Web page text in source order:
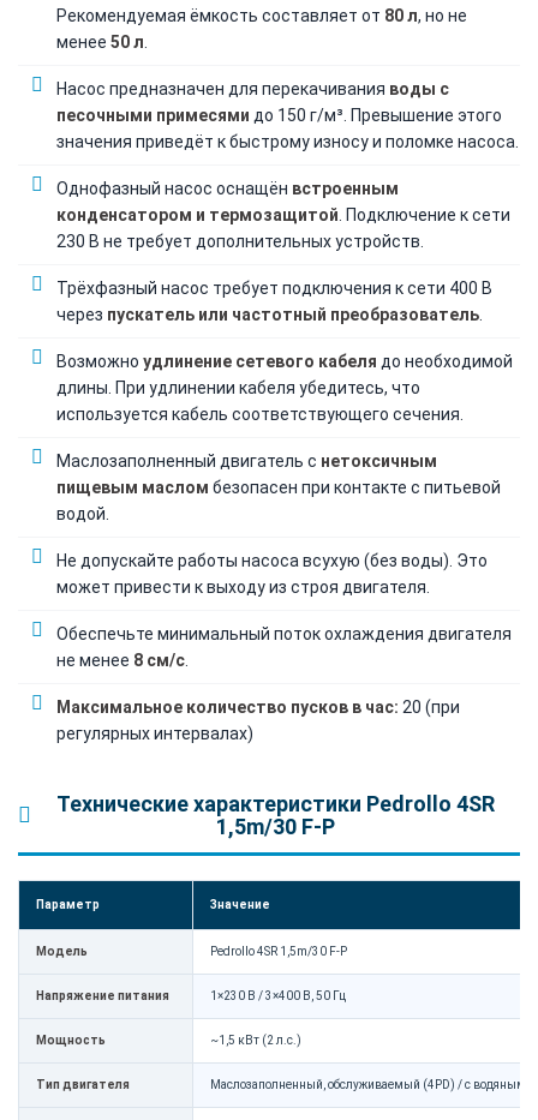
Рекомендуемая ёмкость составляет от 80 л, но не
менее 50 л
Насос предназначен для перекачивания воды с
песочными примесями до 150 г/м³. Превышение этого
значения приведёт к быстрому износу и поломке насоса.
Однофазный насос оснащён встроенным
конденсатором и термозащитой . Подключение к сети
230 В не требует дополнительных устройств.
Трёхфазный насос требует подключения к сети 400 В
через пускатель или частотный преобразователь
Возможно удлинение сетевого кабеля до необходимой
длины. При удлинении кабеля убедитесь, что
используется кабель соответствующего сечения.
Маслозаполненный двигатель с нетоксичным
пищевым маслом безопасен при контакте с питьевой
водой.
Не допускайте работы насоса всухую (без воды). Это
может привести к выходу из строя двигателя.
Обеспечьте минимальный поток охлаждения двигателя
не менее 8 см/с
Максимальное количество пусков в час: 20 (при
регулярных интервалах)
Технические характеристики Pedrollo 4SR
1,5m/30 F-P
Параметр Значение
Модель Pedrollo 4SR 1,5m/30 F-P
Напряжение питания 1×230 В / 3×400 В, 50 Гц
Мощность ~1,5 кВт (2 л.с.)
Тип двигателя Маслозаполненный, обслуживаемый (4PD) / с водяным